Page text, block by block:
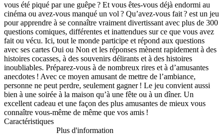
vous été piqué par une guêpe ? Et vous êtes-vous déjà endormi au
cinéma ou avez-vous manqué un vol ? Qu’avez-vous fait ? est un jeu
pour apprendre à se connaître vraiment divertissant avec plus de 300
questions comiques, différentes et inattendues sur ce que vous avez
fait ou vécu. Ici, tout le monde participe et répond aux questions
avec ses cartes Oui ou Non et les réponses mènent rapidement à des
histoires cocasses, à des souvenirs délirants et à des histoires
inoubliables. Préparez-vous à de nombreux rires et à d’amusantes
anecdotes ! Avec ce moyen amusant de mettre de l’ambiance,
personne ne peut perdre, seulement gagner ! Le jeu convient aussi
bien à une soirée à la maison qu’à une fête ou à un dîner. Un
excellent cadeau et une façon des plus amusantes de mieux vous
connaître vous-même de même que vos amis !
Caractéristiques
Plus d'information